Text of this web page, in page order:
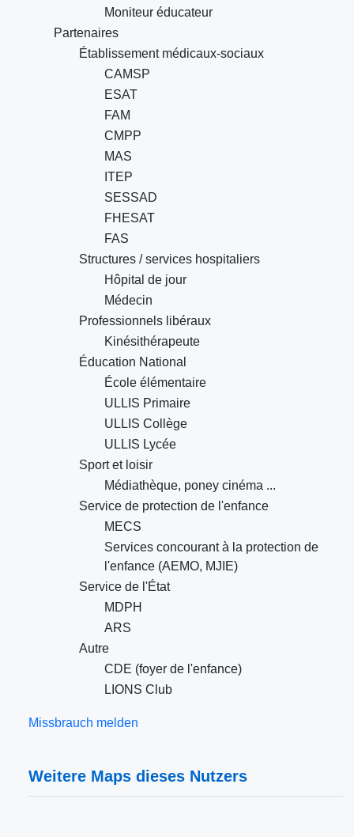
Moniteur éducateur
Partenaires
Établissement médicaux-sociaux
CAMSP
ESAT
FAM
CMPP
MAS
ITEP
SESSAD
FHESAT
FAS
Structures / services hospitaliers
Hôpital de jour
Médecin
Professionnels libéraux
Kinésithérapeute
Éducation National
École élémentaire
ULLIS Primaire
ULLIS Collège
ULLIS Lycée
Sport et loisir
Médiathèque, poney cinéma ...
Service de protection de l'enfance
MECS
Services concourant à la protection de
l'enfance (AEMO, MJIE)
Service de l'État
MDPH
ARS
Autre
CDE (foyer de l'enfance)
LIONS Club
Missbrauch melden
Weitere Maps dieses Nutzers